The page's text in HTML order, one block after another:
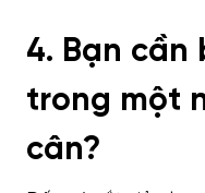
4. Bạn cần
trong một
cân?